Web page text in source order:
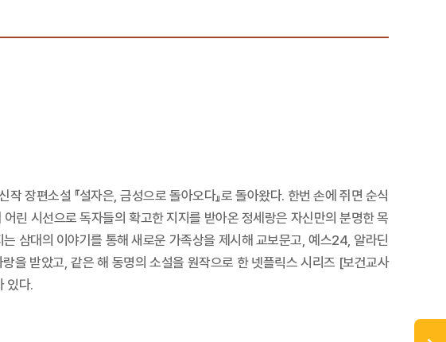
장편소설 『설자은, 금성으로 돌아오다』로 돌아왔다. 한번 손에 쥐면 순식
린 시선으로 독자들의 확고한 지지를 받아온 정세랑은 자신만의 분명한 목
삼대의 이야기를 통해 새로운 가족상을 제시해 교보문고, 예스24, 알라딘
을 받았고, 같은 해 동명의 소설을 원작으로 한 넷플릭스 시리즈 [보건교사
있다.